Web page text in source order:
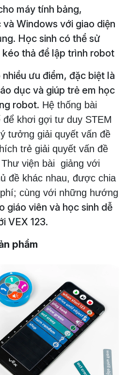
máy tính bảng,
Windows với giao diện
Học sinh có thể sử
thả để lập trình robot
nhiều ưu điểm, đặc biệt là
dục và giúp trẻ em học
robot. Hệ thống bài
khơi gợi tư duy STEM
tưởng giải quyết vấn đề
trẻ giải quyết vấn đề
viện bài giảng với
đề khác nhau, được chia
cùng với những hướng
giáo viên và học sinh dễ
VEX 123.
phẩm